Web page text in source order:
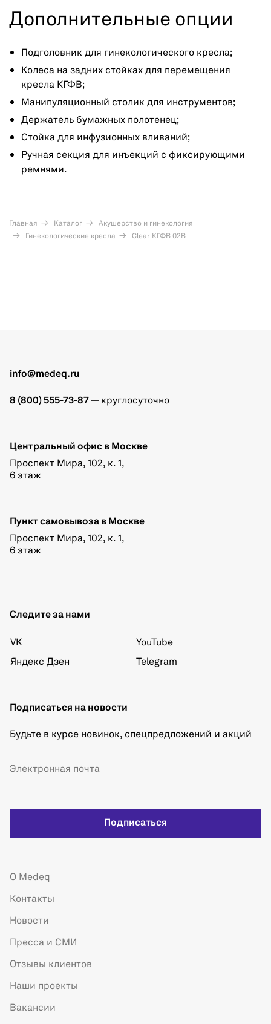
Дополнительные опции
Подголовник для гинекологического кресла;
Колеса на задних стойках для перемещения
кресла КГФВ;
Манипуляционный столик для инструментов;
Держатель бумажных полотенец;
Стойка для инфузионных вливаний;
Ручная секция для инъекций с фиксирующими
ремнями.
Главная Каталог
Акушерство и гинекология
Гинекологические кресла
Clear КГФВ 02В
info@medeq.ru
8 (800) 555-73-87 — круглосуточно
Центральный офис в Москве
Проспект Мира, 102, к. 1,
6 этаж
Пункт самовывоза в Москве
Проспект Мира, 102, к. 1,
6 этаж
Следите за нами
VK
Яндекс Дзен
YouTube
Telegram
Подписаться на новости
Будьте в курсе новинок, спецпредложений и акций
Подписаться
О Medeq
Контакты
Новости
Пресса и СМИ
Отзывы клиентов
Наши проекты
Вакансии